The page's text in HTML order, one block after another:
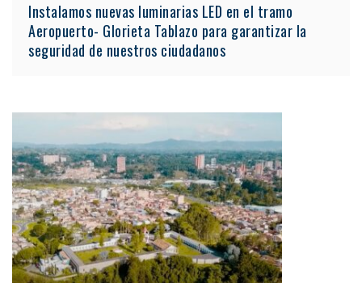
Instalamos nuevas luminarias LED en el tramo
Aeropuerto- Glorieta Tablazo para garantizar la
seguridad de nuestros ciudadanos